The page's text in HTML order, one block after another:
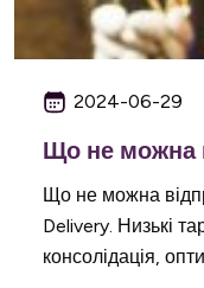
2024-06-29
Що не можна
Що не можна
Delivery. Низькі
консолідація,